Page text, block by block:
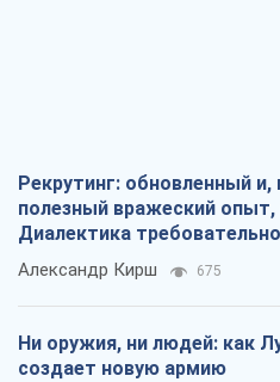
Рекрутинг: обновленный
полезный вражеский опыт,
Диалектика
Александр Кирш 675
Ни оружия, ни людей: как
создает новую армию